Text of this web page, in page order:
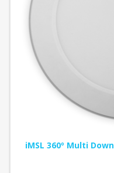
iMSL 360º Multi